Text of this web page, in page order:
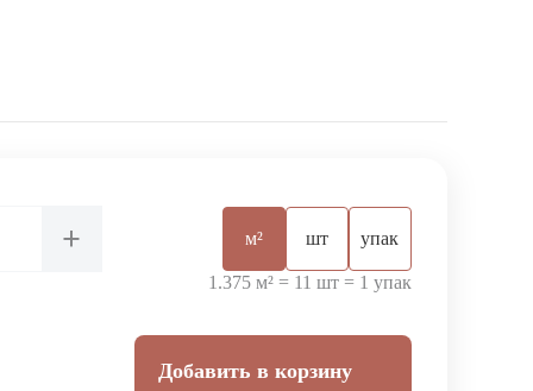
+ м² шт упак
1.375 м² = 11 шт = 1 упак
Добавить в корзину